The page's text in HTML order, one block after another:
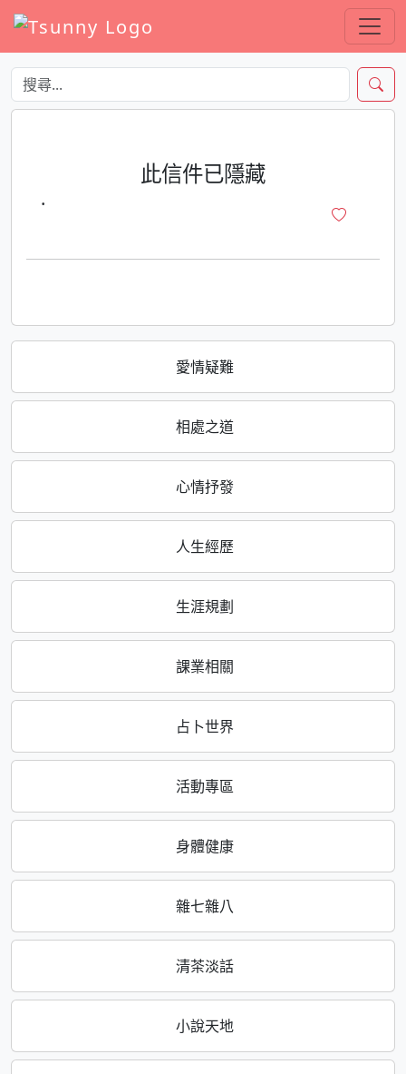
愛情疑難
相處之道
心情抒發
人生經歷
生涯規劃
課業相關
占卜世界
活動專區
身體健康
雜七雜八
清茶淡話
小說天地
此信件已隱藏
·